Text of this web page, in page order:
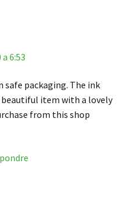
6:53
safe packaging. The ink
beautiful item with a lovely
from this shop